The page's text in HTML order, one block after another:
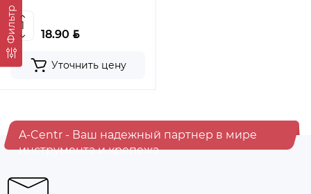
Фильтр 18.90 BYN
Уточнить цену
A-Centr - Ваш надежный партнер в мире
инструмента и крепежа